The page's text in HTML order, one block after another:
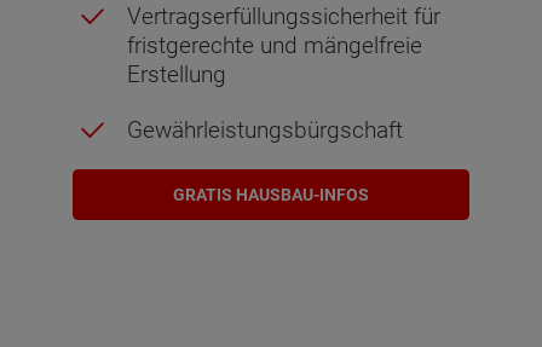
Vertragserfüllungssicherheit für
fristgerechte und mängelfreie
Erstellung
Gewährleistungsbürgschaft
GRATIS HAUSBAU-INFOS